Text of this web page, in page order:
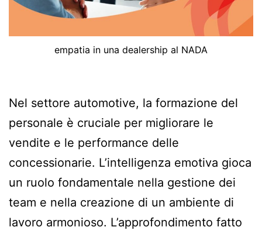
empatia in una dealership al NADA
Nel settore automotive, la formazione del
personale è cruciale per migliorare le
vendite e le performance delle
concessionarie. L’intelligenza emotiva gioca
un ruolo fondamentale nella gestione dei
team e nella creazione di un ambiente di
lavoro armonioso. L’approfondimento fatto